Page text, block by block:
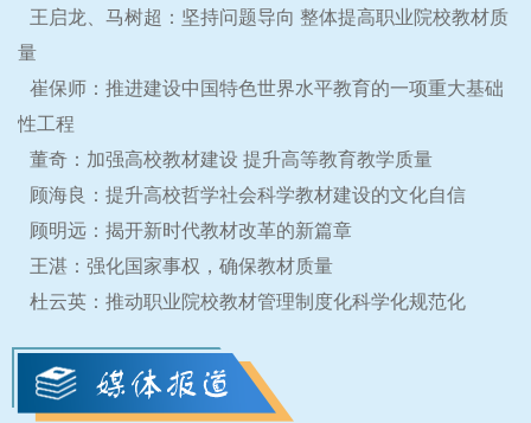
王启龙、马树超：坚持问题导向 整体提高职业院校教材质
量
崔保师：推进建设中国特色世界水平教育的一项重大基础
性工程
董奇：加强高校教材建设 提升高等教育教学质量
顾海良：提升高校哲学社会科学教材建设的文化自信
顾明远：揭开新时代教材改革的新篇章
王湛：强化国家事权，确保教材质量
杜云英：推动职业院校教材管理制度化科学化规范化